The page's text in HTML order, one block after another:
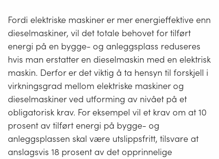
Fordi elektriske maskiner er mer energieffektive enn
dieselmaskiner, vil det totale behovet for tilført
energi på en bygge- og anleggsplass reduseres
hvis man erstatter en dieselmaskin med en elektrisk
maskin. Derfor er det viktig å ta hensyn til forskjell i
virkningsgrad mellom elektriske maskiner og
dieselmaskiner ved utforming av nivået på et
obligatorisk krav. For eksempel vil et krav om at 10
prosent av tilført energi på bygge- og
anleggsplassen skal være utslippsfritt, tilsvare at
anslagsvis 18 prosent av det opprinnelige